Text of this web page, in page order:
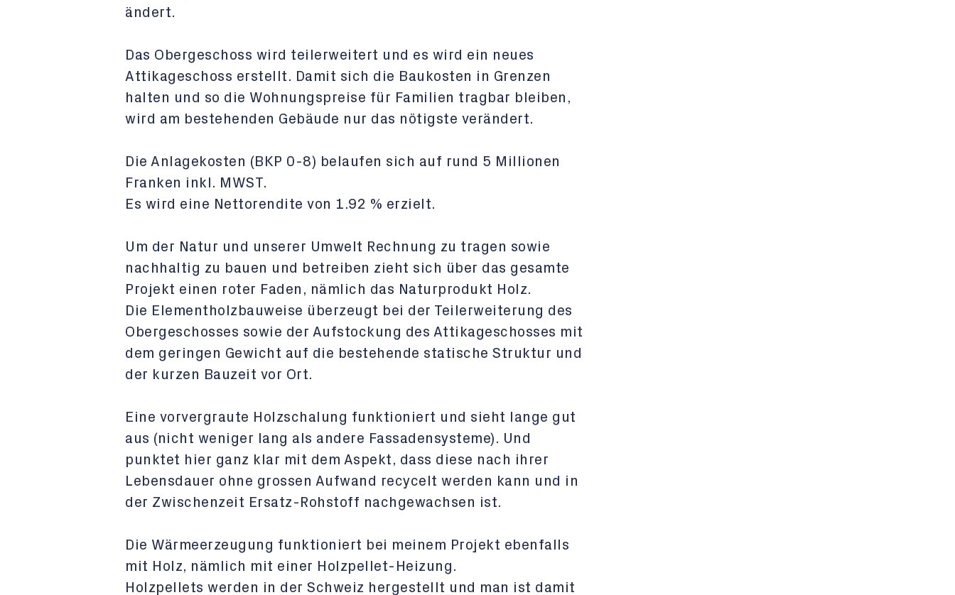
ändert.
Das Obergeschoss wird teilerweitert und es wird ein neues
Attikageschoss erstellt. Damit sich die Baukosten in Grenzen
halten und so die Wohnungspreise für Familien tragbar bleiben,
wird am bestehenden Gebäude nur das nötigste verändert.
Die Anlagekosten (BKP 0-8) belaufen sich auf rund 5 Millionen
Franken inkl. MWST.
Es wird eine Nettorendite von 1.92 % erzielt.
Um der Natur und unserer Umwelt Rechnung zu tragen sowie
nachhaltig zu bauen und betreiben zieht sich über das gesamte
Projekt einen roter Faden, nämlich das Naturprodukt Holz.
Die Elementholzbauweise überzeugt bei der Teilerweiterung des
Obergeschosses sowie der Aufstockung des Attikageschosses mit
dem geringen Gewicht auf die bestehende statische Struktur und
der kurzen Bauzeit vor Ort.
Eine vorvergraute Holzschalung funktioniert und sieht lange gut
aus (nicht weniger lang als andere Fassadensysteme). Und
punktet hier ganz klar mit dem Aspekt, dass diese nach ihrer
Lebensdauer ohne grossen Aufwand recycelt werden kann und in
der Zwischenzeit Ersatz-Rohstoff nachgewachsen ist.
Die Wärmeerzeugung funktioniert bei meinem Projekt ebenfalls
mit Holz, nämlich mit einer Holzpellet-Heizung.
Holzpellets werden in der Schweiz hergestellt und man ist damit